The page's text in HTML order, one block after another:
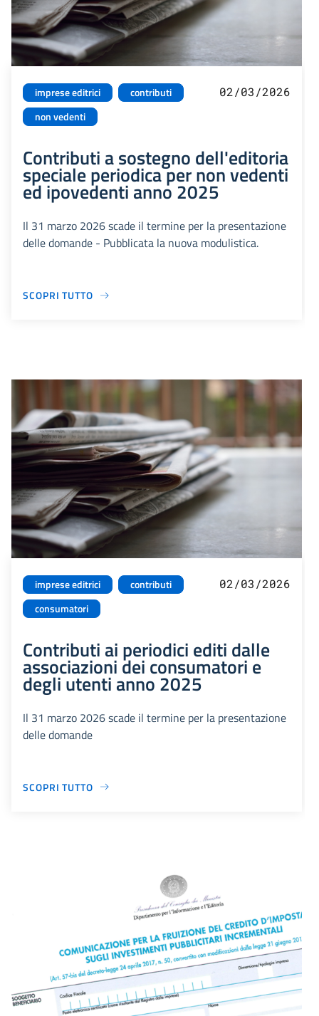
imprese editrici
contributi
non vedenti
02/03/2026
Contributi a sostegno dell'editoria
speciale periodica per non vedenti
ed ipovedenti anno 2025
Il 31 marzo 2026 scade il termine per la presentazione
delle domande - Pubblicata la nuova modulistica.
SCOPRI TUTTO
imprese editrici
contributi
consumatori
02/03/2026
Contributi ai periodici editi dalle
associazioni dei consumatori e
degli utenti anno 2025
Il 31 marzo 2026 scade il termine per la presentazione
delle domande
SCOPRI TUTTO